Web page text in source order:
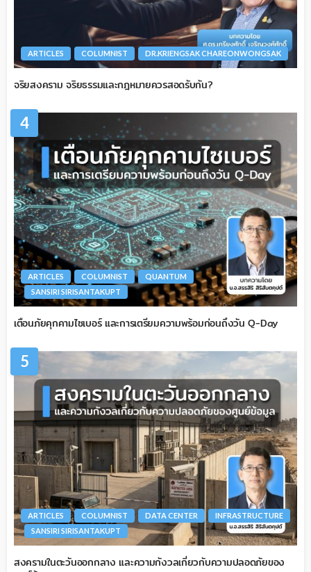
ARTICLES COLUMNIST DR.KRIENGSAK CHAREONWONGSAK
จริยสงคราม จริยธรรมและกฎหมายควรสอดรับกัน?
4
ARTICLES COLUMNIST
QUANTUM
SANSIRI SIRISANTAKUPT
เตือนภัยคุกคามไซเบอร์ และการเตรียมความพร้อมก่อนถึงวัน Q-Day
5
ARTICLES COLUMNIST DATA CENTER
INFRASTRUCTURE
SANSIRI SIRISANTAKUPT
สงครามในตะวันออกกลาง และความกังวลเกี่ยวกับความปลอดภัยของ